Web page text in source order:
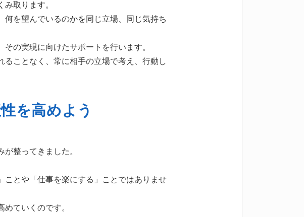
取ります。
を望んでいるのかを同じ立場、同じ気持ち
の実現に向けたサポートを行います。
ることなく、常に相手の立場で考え、行動し
を高めよう
整ってきました。
ことや「仕事を楽にする」ことではありませ
ていくのです。